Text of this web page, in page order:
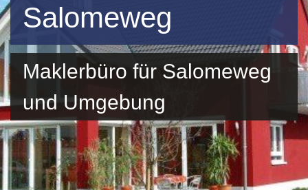
Salomeweg
Maklerbüro für Salomeweg
und Umgebung